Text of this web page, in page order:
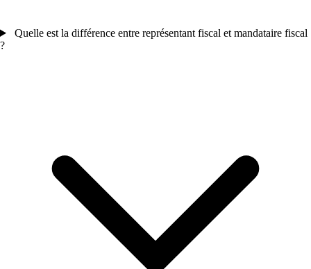
Quelle est la différence entre représentant fiscal et mandataire fiscal
?